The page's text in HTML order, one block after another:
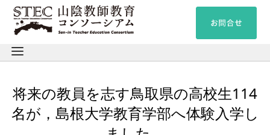
将来の教員を志す鳥取県の高校生114
名が，島根大学教育学部へ体験入学し